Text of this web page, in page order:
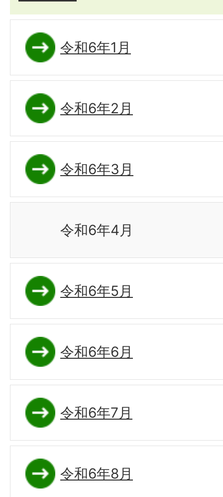
令和6年1月
令和6年2月
令和6年3月
令和6年4月
令和6年5月
令和6年6月
令和6年7月
令和6年8月